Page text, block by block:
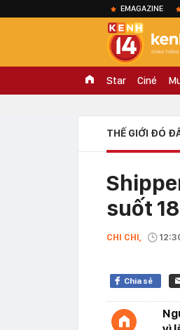
EMAGAZINE
Star Ciné
THẾ GIỚI ĐÓ
suốt
CHI CHI,
Chia sẻ